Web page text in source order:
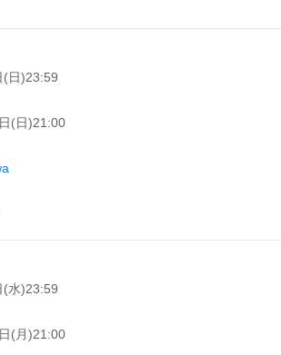
(日)23:59
(日)21:00
(水)23:59
(月)21:00